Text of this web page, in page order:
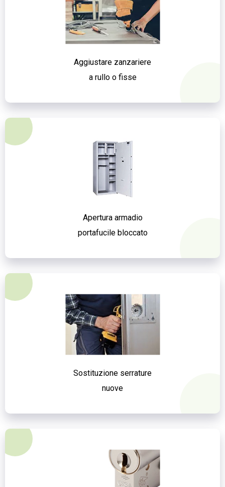
Aggiustare zanzariere
a rullo o fisse
Apertura armadio
portafucile bloccato
Sostituzione serrature
nuove